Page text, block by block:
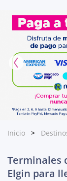
Inicio
Terminales
Elgin para